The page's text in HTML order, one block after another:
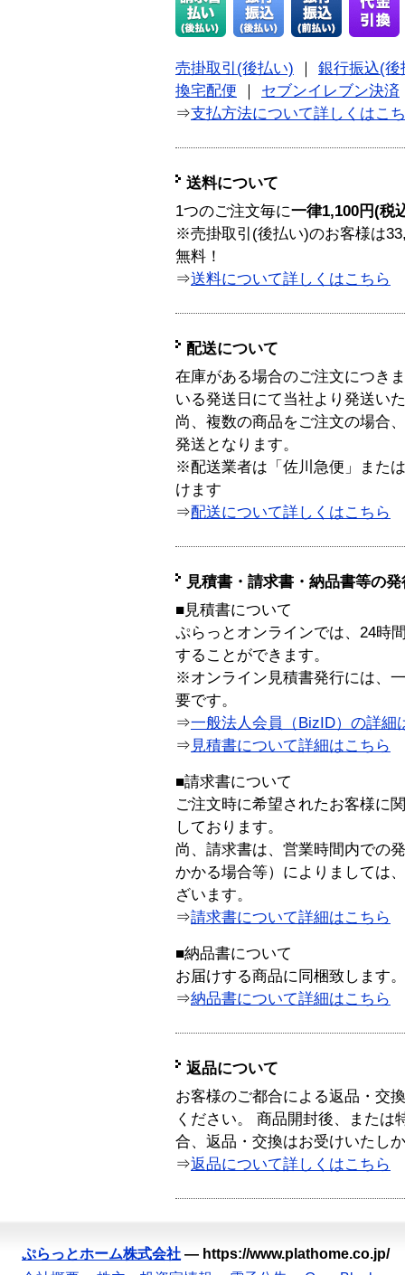
売掛取引(後払い)
銀行振込(後
換宅配便
セブンイレブン決済
⇒支払方法について詳しくはこ
送料について
1つのご注文毎に一律1,100円(税
※売掛取引(後払い)のお客様は
無料！
⇒送料について詳しくはこちら
配送について
在庫がある場合のご注文につき
いる発送日にて当社より発送い
尚、複数の商品をご注文の場合
発送となります。
※配送業者は「佐川急便」また
けます
⇒配送について詳しくはこちら
見積書・請求書・納品書等の
■見積書について
ぷらっとオンラインでは、24時
することができます。
※オンライン見積書発行には、
要です。
⇒一般法人会員（BizID）の詳細
⇒ 見積書について詳細はこちら
■請求書について
ご注文時に希望されたお客様に
しております。
尚、請求書は、営業時間内での
かかる場合等）によりましては
ざいます。
⇒請求書について詳細はこちら
■納品書について
お届けする商品に同梱致します。
⇒納品書について詳細はこちら
返品について
お客様のご都合による返品・交
ください。 商品開封後、または
合、返品・交換はお受けいたし
⇒返品について詳しくはこちら
ぷらっとホーム株式会社 — https://www.plathome.co.jp/